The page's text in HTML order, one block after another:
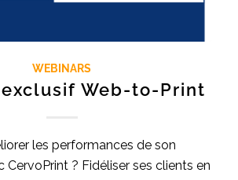
WEBINARS
Web-to-Print
les performances de son
CervoPrint ? Fidéliser ses clients en